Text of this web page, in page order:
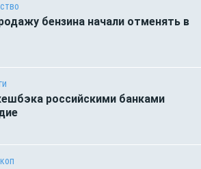
бензина начали отменять в
российскими банками